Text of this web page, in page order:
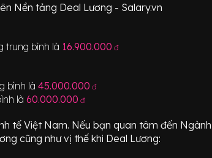
Nền tảng Deal Lương - Salary.vn
trung bình là 16.900.000 đ
bình là 45.000.000 đ
là 60.000.000 đ
tế Việt Nam. Nếu bạn quan tâm đến
cũng như vị thế khi Deal Lương: